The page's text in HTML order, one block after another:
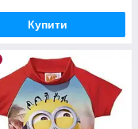
Купити